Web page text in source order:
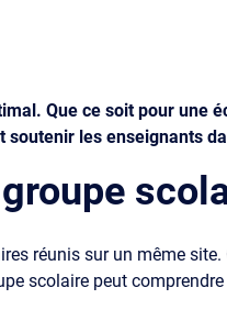
Que ce soit pour une
les enseignants
réunis sur un même
scolaire peut